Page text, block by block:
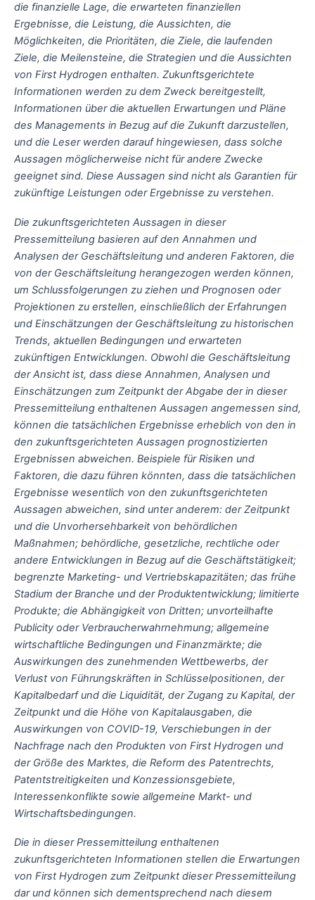
die finanzielle Lage, die erwarteten finanziellen
Ergebnisse, die Leistung, die Aussichten, die
Möglichkeiten, die Prioritäten, die Ziele, die laufenden
Ziele, die Meilensteine, die Strategien und die Aussichten
von First Hydrogen enthalten. Zukunftsgerichtete
Informationen werden zu dem Zweck bereitgestellt,
Informationen über die aktuellen Erwartungen und Pläne
des Managements in Bezug auf die Zukunft darzustellen,
und die Leser werden darauf hingewiesen, dass solche
Aussagen möglicherweise nicht für andere Zwecke
geeignet sind. Diese Aussagen sind nicht als Garantien für
zukünftige Leistungen oder Ergebnisse zu verstehen.
Die zukunftsgerichteten Aussagen in dieser
Pressemitteilung basieren auf den Annahmen und
Analysen der Geschäftsleitung und anderen Faktoren, die
von der Geschäftsleitung herangezogen werden können,
um Schlussfolgerungen zu ziehen und Prognosen oder
Projektionen zu erstellen, einschließlich der Erfahrungen
und Einschätzungen der Geschäftsleitung zu historischen
Trends, aktuellen Bedingungen und erwarteten
zukünftigen Entwicklungen. Obwohl die Geschäftsleitung
der Ansicht ist, dass diese Annahmen, Analysen und
Einschätzungen zum Zeitpunkt der Abgabe der in dieser
Pressemitteilung enthaltenen Aussagen angemessen sind,
können die tatsächlichen Ergebnisse erheblich von den in
den zukunftsgerichteten Aussagen prognostizierten
Ergebnissen abweichen. Beispiele für Risiken und
Faktoren, die dazu führen könnten, dass die tatsächlichen
Ergebnisse wesentlich von den zukunftsgerichteten
Aussagen abweichen, sind unter anderem: der Zeitpunkt
und die Unvorhersehbarkeit von behördlichen
Maßnahmen; behördliche, gesetzliche, rechtliche oder
andere Entwicklungen in Bezug auf die Geschäftstätigkeit;
begrenzte Marketing- und Vertriebskapazitäten; das frühe
Stadium der Branche und der Produktentwicklung; limitierte
Produkte; die Abhängigkeit von Dritten; unvorteilhafte
Publicity oder Verbraucherwahrnehmung; allgemeine
wirtschaftliche Bedingungen und Finanzmärkte; die
Auswirkungen des zunehmenden Wettbewerbs, der
Verlust von Führungskräften in Schlüsselpositionen, der
Kapitalbedarf und die Liquidität, der Zugang zu Kapital, der
Zeitpunkt und die Höhe von Kapitalausgaben, die
Auswirkungen von COVID-19, Verschiebungen in der
Nachfrage nach den Produkten von First Hydrogen und
der Größe des Marktes, die Reform des Patentrechts,
Patentstreitigkeiten und Konzessionsgebiete,
Interessenkonflikte sowie allgemeine Markt- und
Wirtschaftsbedingungen.
Die in dieser Pressemitteilung enthaltenen
zukunftsgerichteten Informationen stellen die Erwartungen
von First Hydrogen zum Zeitpunkt dieser Pressemitteilung
dar und können sich dementsprechend nach diesem